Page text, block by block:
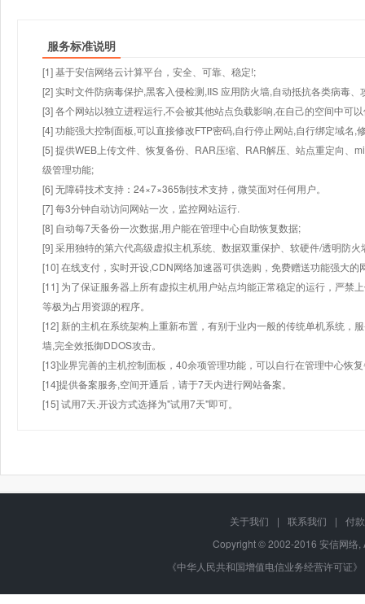
服务标准说明
[1] 基于安信网络云计算平台，安全、可靠、稳定!;
[2] 实时文件防病毒保护,黑客入侵检测,IIS 应用防火墙,自动抵抗各类病毒、
[3] 各个网站以独立进程运行,不会被其他站点负载影响,在自己的空间中可
[4] 功能强大控制面板,可以直接修改FTP密码,自行停止网站,自行绑定域名,
[5] 提供WEB上传文件、恢复备份、RAR压缩、RAR解压、站点重定向、
级管理功能;
[6] 无障碍技术支持：24×7×365制技术支持，微笑面对任何用户。
[7] 每3分钟自动访问网站一次，监控网站运行.
[8] 自动每7天备份一次数据,用户能在管理中心自助恢复数据;
[9] 采用独特的第六代高级虚拟主机系统、数据双重保护、软硬件/透明防火
[10] 在线支付，实时开设,CDN网络加速器可供选购，免费赠送功能强大
[11] 为了保证服务器上所有虚拟主机用户站点均能正常稳定的运行，严禁
等极为占用资源的程序。
[12] 新的主机在系统架构上重新布置，有别于业内一般的传统单机系统，
墙,完全效抵御DDOS攻击。
[13]业界完善的主机控制面板，40余项管理功能，可以自行在管理中心恢
[14]提供备案服务,空间开通后，请于7天内进行网站备案。
[15] 试用7天.开设方式选择为"试用7天"即可。
关于我们 | 联系我们 |
付
Copyright © 2002-2016 安信网
《中华人民共和国增值电信业务经营许可